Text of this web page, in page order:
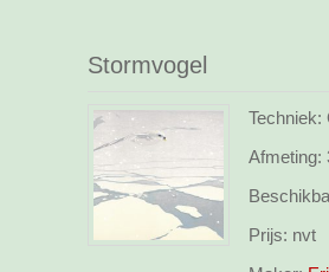
Stormvogel
Techniek:
Afmeting:
Prijs: nvt